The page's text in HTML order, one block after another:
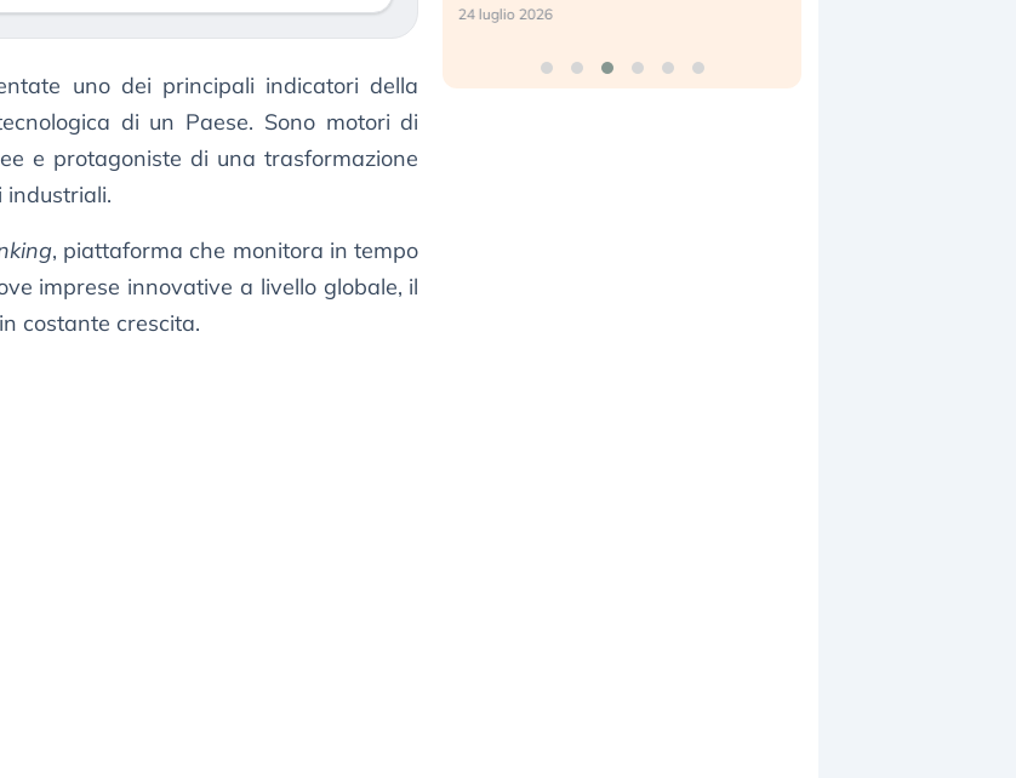
uno dei principali indicatori della
di un Paese. Sono motori di
e protagoniste di una trasformazione
, piattaforma che monitora in tempo
imprese innovative a livello globale, il
costante crescita.
24 luglio 2026